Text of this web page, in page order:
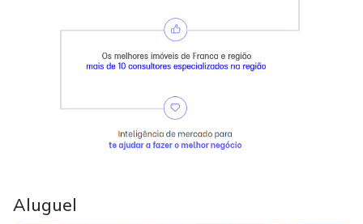
Aluguel